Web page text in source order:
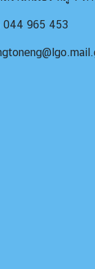
044 965 453